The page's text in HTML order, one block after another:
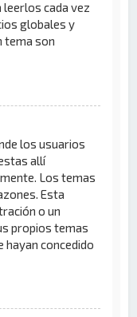
cada vez
globales y
tema son
los usuarios
allí
Los temas
Esta
o un
propios temas
hayan concedido